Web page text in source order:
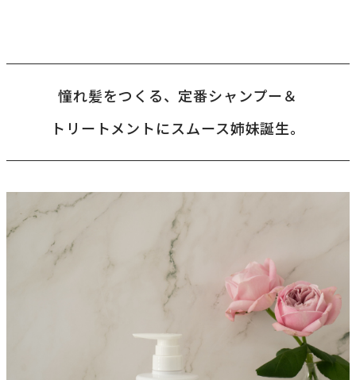
憧れ髪をつくる、定番シャンプー＆
トリートメントにスムース姉妹誕生。